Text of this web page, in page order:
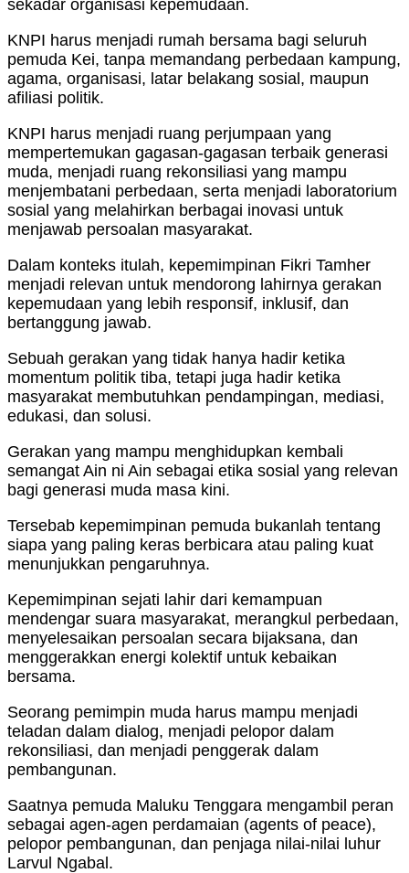
sekadar organisasi kepemudaan.
KNPI harus menjadi rumah bersama bagi seluruh
pemuda Kei, tanpa memandang perbedaan kampung,
agama, organisasi, latar belakang sosial, maupun
afiliasi politik.
KNPI harus menjadi ruang perjumpaan yang
mempertemukan gagasan-gagasan terbaik generasi
muda, menjadi ruang rekonsiliasi yang mampu
menjembatani perbedaan, serta menjadi laboratorium
sosial yang melahirkan berbagai inovasi untuk
menjawab persoalan masyarakat.
Dalam konteks itulah, kepemimpinan Fikri Tamher
menjadi relevan untuk mendorong lahirnya gerakan
kepemudaan yang lebih responsif, inklusif, dan
bertanggung jawab.
Sebuah gerakan yang tidak hanya hadir ketika
momentum politik tiba, tetapi juga hadir ketika
masyarakat membutuhkan pendampingan, mediasi,
edukasi, dan solusi.
Gerakan yang mampu menghidupkan kembali
semangat Ain ni Ain sebagai etika sosial yang relevan
bagi generasi muda masa kini.
Tersebab kepemimpinan pemuda bukanlah tentang
siapa yang paling keras berbicara atau paling kuat
menunjukkan pengaruhnya.
Kepemimpinan sejati lahir dari kemampuan
mendengar suara masyarakat, merangkul perbedaan,
menyelesaikan persoalan secara bijaksana, dan
menggerakkan energi kolektif untuk kebaikan
bersama.
Seorang pemimpin muda harus mampu menjadi
teladan dalam dialog, menjadi pelopor dalam
rekonsiliasi, dan menjadi penggerak dalam
pembangunan.
Saatnya pemuda Maluku Tenggara mengambil peran
sebagai agen-agen perdamaian (agents of peace),
pelopor pembangunan, dan penjaga nilai-nilai luhur
Larvul Ngabal.